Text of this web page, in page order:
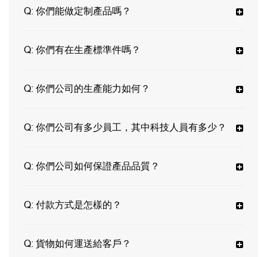
Q: 你們能做定制產品嗎？
Q: 你們有在生產標準件嗎？
Q: 你們公司的生產能力如何？
Q: 你們公司有多少員工，其中科技人員有多少？
Q: 你們公司如何保證產品品質？
Q: 付款方式是怎樣的？
Q: 貨物如何運送給客戶？